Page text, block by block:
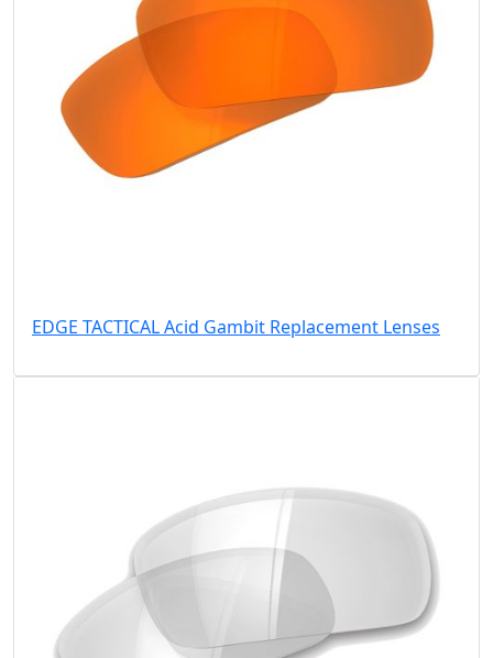
EDGE TACTICAL Acid Gambit Replacement Lenses